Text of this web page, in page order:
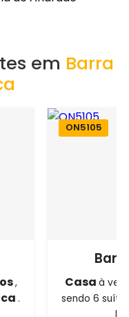
em Barra
,
.
ON5105
Casa à
sendo 6